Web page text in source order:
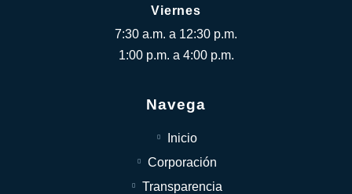
Viernes
7:30 a.m. a 12:30 p.m.
1:00 p.m. a 4:00 p.m.
Navega
Inicio
Corporación
Transparencia